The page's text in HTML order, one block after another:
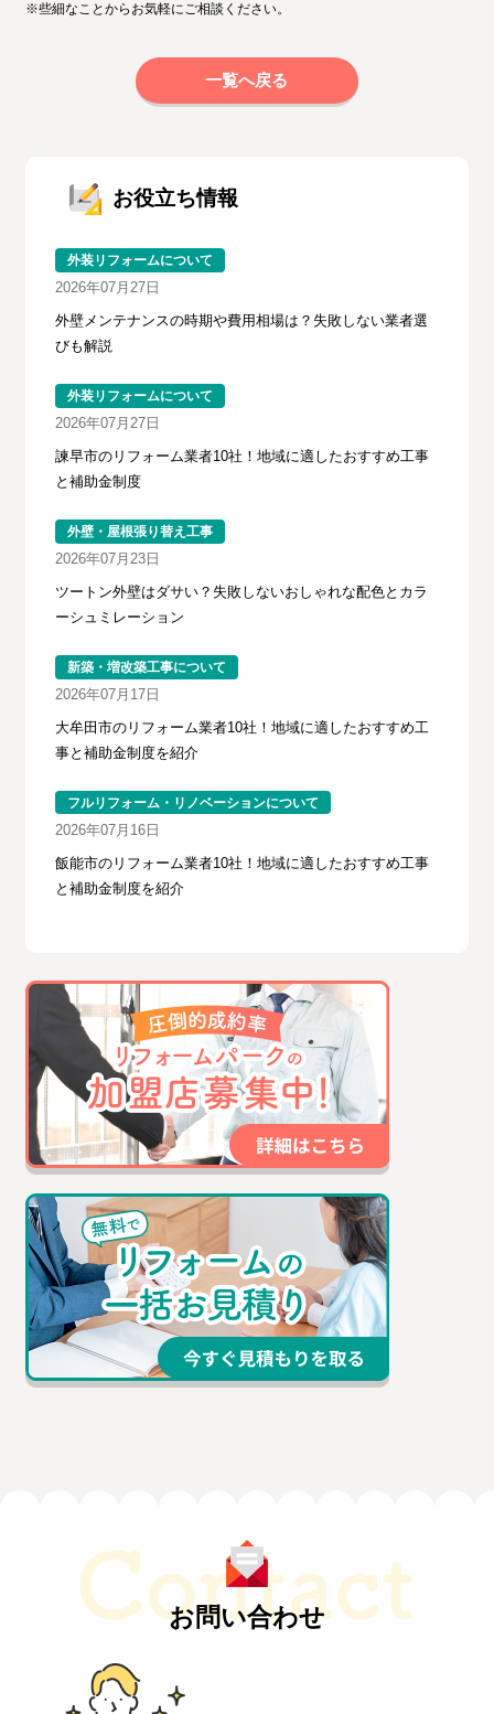
※些細なことからお気軽にご相談ください。
一覧へ戻る
お役立ち情報
外装リフォームについて
2026年07月27日
外壁メンテナンスの時期や費用相場は？失敗しない業者選
びも解説
外装リフォームについて
2026年07月27日
諫早市のリフォーム業者10社！地域に適したおすすめ工事
と補助金制度
外壁・屋根張り替え工事
2026年07月23日
ツートン外壁はダサい？失敗しないおしゃれな配色とカラ
ーシュミレーション
新築・増改築工事について
2026年07月17日
大牟田市のリフォーム業者10社！地域に適したおすすめ工
事と補助金制度を紹介
フルリフォーム・リノベーションについて
2026年07月16日
飯能市のリフォーム業者10社！地域に適したおすすめ工事
と補助金制度を紹介
お問い合わせ